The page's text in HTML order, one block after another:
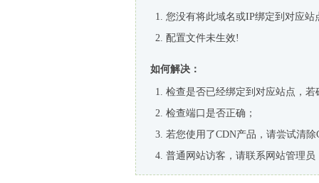
您没有将此域名或IP绑定到对应站
配置文件未生效!
如何解决：
检查是否已经绑定到对应站点，
检查端口是否正确；
若您使用了CDN产品，请尝试清除
普通网站访客，请联系网站管理员